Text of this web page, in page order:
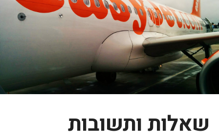
שאלות ותשובות